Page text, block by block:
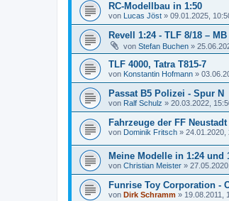
RC-Modellbau in 1:50
von Lucas Jöst » 09.01.2025,
Revell 1:24 - TLF 8/18 –
von Stefan Buchen »
TLF 4000, Tatra T815-7
von Konstantin Hofmann »
Passat B5 Polizei - Spur N
von Ralf Schulz » 20.03.2022,
Fahrzeuge der FF
von Dominik Fritsch » 24.01.2020,
Meine Modelle in 1:24 und
von Christian Meister »
Funrise Toy Corporation -
von Dirk Schramm » 19.08.2011,